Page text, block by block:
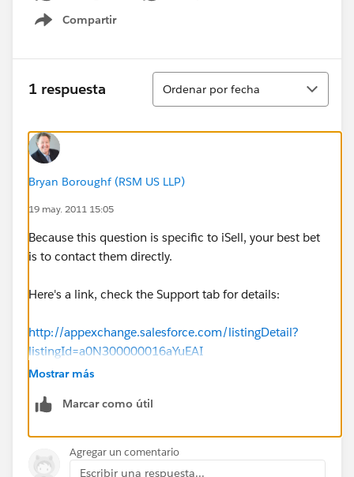
Compartir
Show menu
1 respuesta
Ordenar
Ordenar por fecha
Bryan Boroughf (RSM US LLP)
19 may. 2011 15:05
Because this question is specific to iSell, your best bet
is to contact them directly.
Here's a link, check the Support tab for details:
http://appexchange.salesforce.com/listingDetail?
listingId=a0N300000016aYuEAI
Mostrar más
Marcar como útil
Agregar un comentario
Escribir una respuesta...